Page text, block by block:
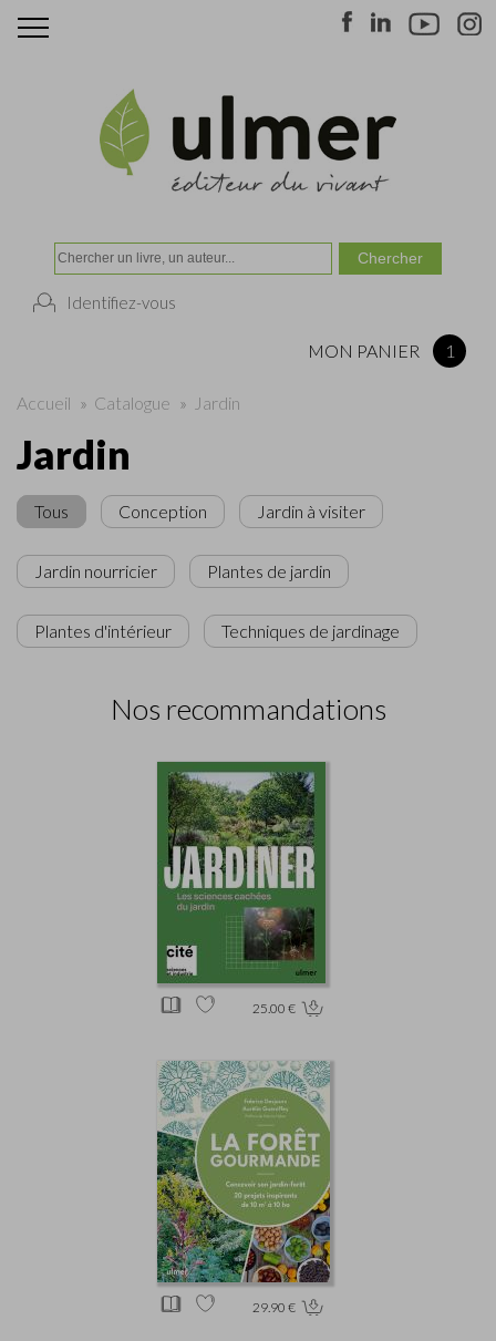
Identifiez-vous
MON PANIER 1
Accueil » Catalogue » Jardin
Jardin
Tous Conception Jardin à visiter
Jardin nourricier Plantes de jardin
Plantes d'intérieur Techniques de jardinage
Nos recommandations
25.00 €
29.90 €